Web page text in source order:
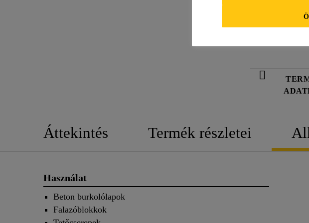
eloszlását
valamint
Áttekintés Termék részletei
Használat
Beton burkolólapok
Falazóblokkok